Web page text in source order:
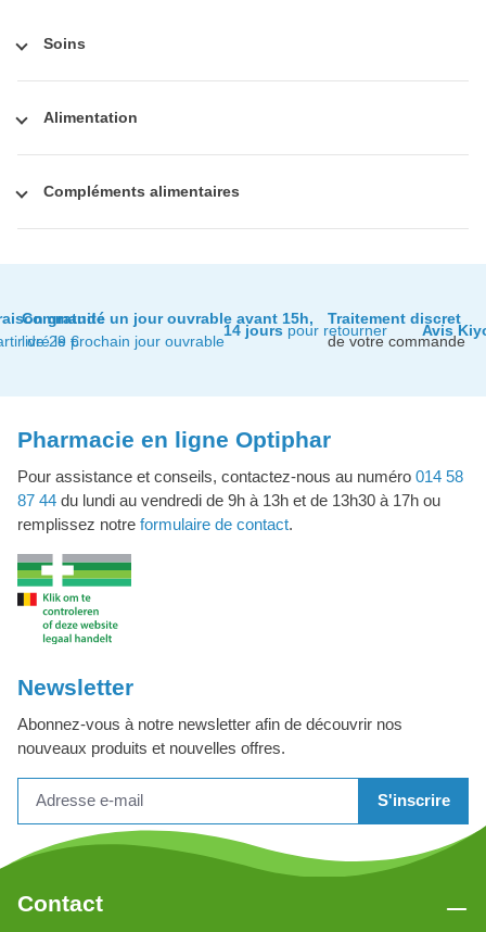
Soins
Alimentation
Compléments alimentaires
gratuite
de 29 €
Commandé un jour ouvrable avant 15h,
livré le prochain jour ouvrable
14 jourspour retourner
Traitement discret
de votre commande
Avis
Pharmacie en ligne Optiphar
Pour assistance et conseils, contactez-nous au numéro 014 58
87 44 du lundi au vendredi de 9h à 13h et de 13h30 à 17h ou
remplissez notre formulaire de contact.
Newsletter
Abonnez-vous à notre newsletter afin de découvrir nos
nouveaux produits et nouvelles offres.
S'inscrire
Contact